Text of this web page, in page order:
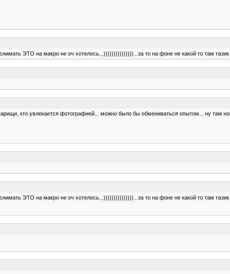
ЭТО на макро не оч хотелось...)))))))))))))))...за то на фоне не какой то там тазик
кто увлекается фотографией... можно было бы обмениваться опытом... ну там
ЭТО на макро не оч хотелось...)))))))))))))))...за то на фоне не какой то там тазик